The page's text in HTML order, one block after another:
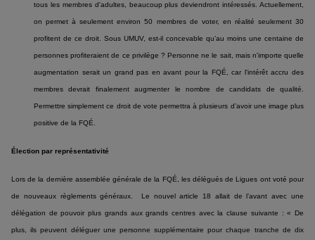
tous les membres d'adultes, beaucoup plus deviendront intéressés. Actuellement,
on permet à seulement environ 50 membres de voter, en réalité seulement 30
profitent de ce droit. Sous UMUV, est-il concevable qu’au moins une centaine de
personnes profiteraient de ce privilège ? Personne ne le sait, mais n'importe quelle
augmentation serait un grand pas en avant pour la FQÉ, car l'intérêt accru des
membres devrait finalement augmenter le nombre de candidats de qualité.
Permettre simplement ce droit de vote permettra à plusieurs d’avoir une image plus
positive de la FQÉ.
Élection par représentativité
Lors de la dernière assemblée générale de la FQÉ, les délégués de Ligues ont voté pour
de nouveaux règlements généraux. Le nouvel article 18 allait de l’avant avec une
délégation de pouvoir plus grands aux grands centres avec la clause suivante : « De
plus, ils peuvent déléguer une personne supplémentaire pour chaque tranche de dix